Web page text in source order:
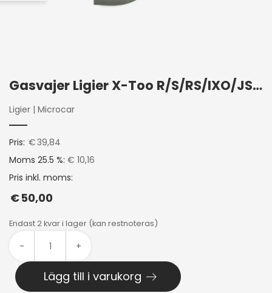
Gasvajer Ligier X-Too R/S/RS/IXO/JS50 Microcar MGO 3/4/5 Lombardini Progress
Ligier | Microcar
Pris: €39,84
Moms 25.5 %: € 10,16
Pris inkl. moms:
€50,00
Endast 2 kvar i lager (kan restnoteras)
- +
Lägg till i varukorg